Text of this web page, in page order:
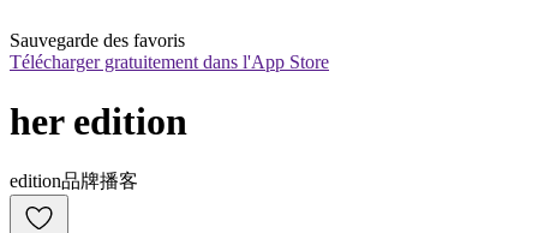
Sauvegarde des favoris
Télécharger gratuitement dans l'App Store
her edition
edition品牌播客